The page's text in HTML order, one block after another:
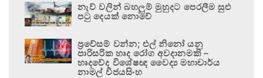
නැව් වලින් බහලුම් මුහුදට පෙරලීම සුළු
පටු දෙයක් නොවේ
ප්‍රවේසම් වන්න; එල් නිනෝ යනු
පාරිසරික හෘද රෝග අවදානමකි –
හෘදවේද විශේෂඥ වෛද්‍ය මහාචාර්ය
නාමල් විජයසිංහ